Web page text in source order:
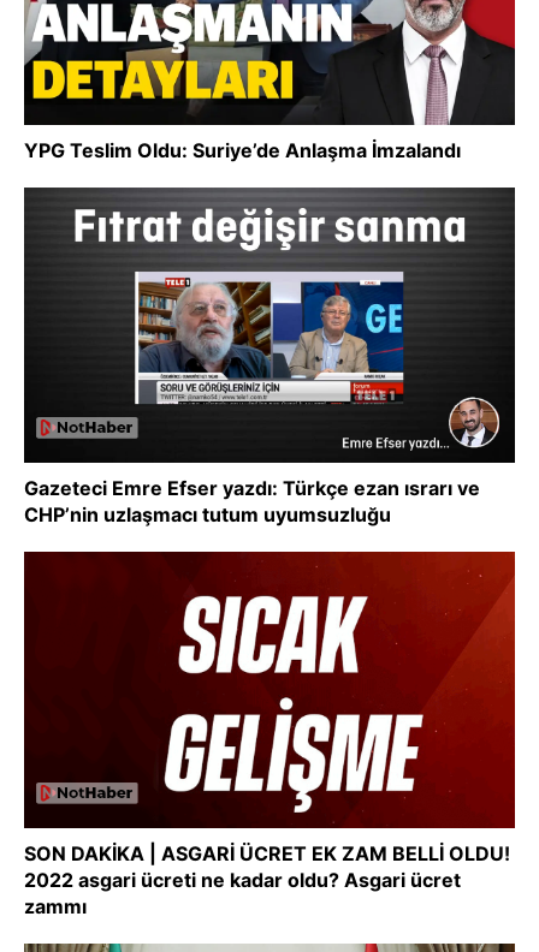
YPG Teslim Oldu: Suriye’de Anlaşma İmzalandı
Gazeteci Emre Efser yazdı: Türkçe ezan ısrarı ve
CHP’nin uzlaşmacı tutum uyumsuzluğu
SON DAKİKA | ASGARİ ÜCRET EK ZAM BELLİ OLDU!
2022 asgari ücreti ne kadar oldu? Asgari ücret
zammı